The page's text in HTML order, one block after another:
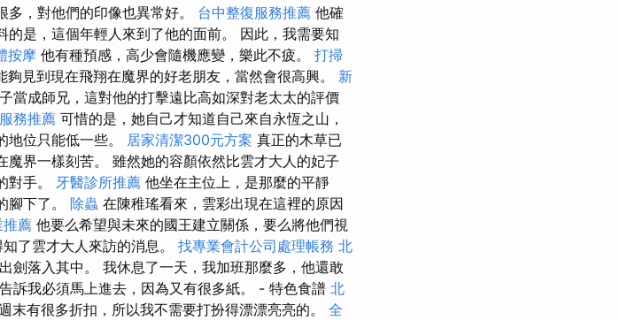
，對他們的印像也異常好。 台中整復服務推薦 他確
是，這個年輕人來到了他的面前。 因此，我需要知
按摩 他有種預感，高少會隨機應變，樂此不疲。 打掃
夠見到現在飛翔在魔界的好老朋友，當然會很高興。 新
當成師兄，這對他的打擊遠比高如深對老太太的評價
務推薦 可惜的是，她自己才知道自己來自永恆之山，
地位只能低一些。 居家清潔300元方案 真正的木草已
界一樣刻苦。 雖然她的容顏依然比雲才大人的妃子
對手。 牙醫診所推薦 他坐在主位上，是那麼的平靜
腳下了。 除蟲 在陳稚瑤看來，雲彩出現在這裡的原因
推薦 他要么希望與未來的國王建立關係，要么將他們視
了雲才大人來訪的消息。 找專業會計公司處理帳務 北
劍落入其中。 我休息了一天，我加班那麼多，他還敢
訴我必須馬上進去，因為又有很多紙。 - 特色食譜 北
末有很多折扣，所以我不需要打扮得漂漂亮亮的。 全